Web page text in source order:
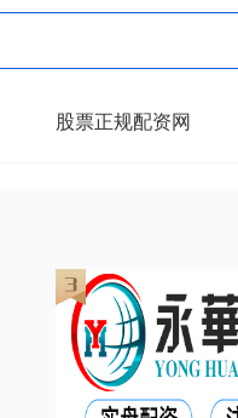
股票正规配资网